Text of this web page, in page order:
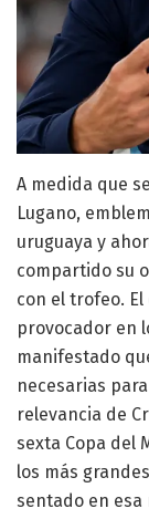
A medida que
Lugano,
uruguaya y
compartido su
con el trofeo.
provocador en
manifestado
necesarias
relevancia de
sexta Copa del
los más
sentado en esa